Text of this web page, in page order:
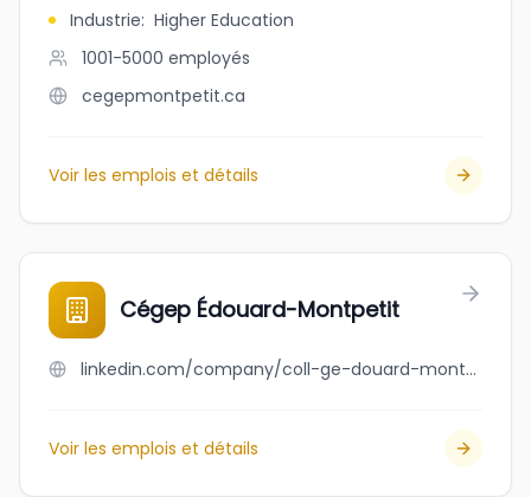
Industrie: Higher Education
1001-5000 employés
cegepmontpetit.ca
Voir les emplois et détails
Cégep Édouard-Montpetit
linkedin.com/company/coll-ge-douard-montpetit
Voir les emplois et détails